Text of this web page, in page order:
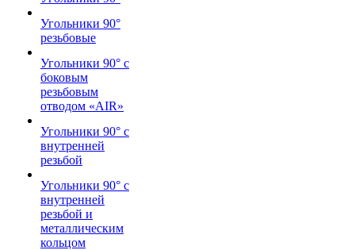
Угольники 90°
резьбовые
Угольники 90° с
боковым
резьбовым
отводом «AIR»
Угольники 90° с
внутренней
резьбой
Угольники 90° с
внутренней
резьбой и
металлическим
кольцом